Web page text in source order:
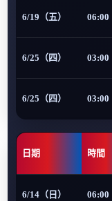
6/19（五） 06:00
6/25（四） 03:00
6/25（四） 03:00
日期 時間
6/14（日） 06:00